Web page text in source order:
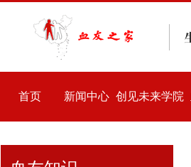
首页 新闻中心 创见未来学院